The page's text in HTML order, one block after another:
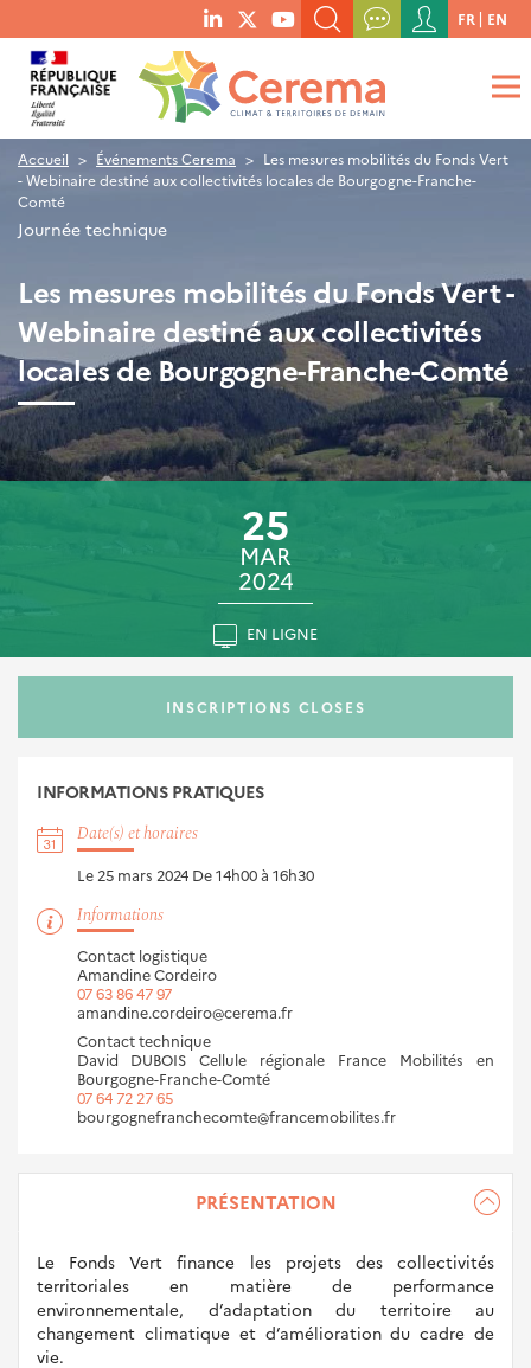
menu
social
links
RECHERCHER UN MOT-CLÉ, UNE PUBLICATION, ETC.
QUE RECHERCHEZ-VOUS ?
Menu
du
compte
de
l'utilisateur
FR EN
Accueil Événements Cerema
Les mesures mobilités du Fonds Vert
- Webinaire destiné aux collectivités locales de Bourgogne-Franche-
Comté
Journée technique
Les mesures mobilités du Fonds Vert -
Webinaire destiné aux collectivités
locales de Bourgogne-Franche-Comté
25
MAR
2024
EN LIGNE
INSCRIPTIONS CLOSES
INFORMATIONS PRATIQUES
Date(s) et horaires
Le 25 mars 2024 De 14h00 à 16h30
Informations
Contact logistique
Amandine Cordeiro
07 63 86 47 97
amandine.cordeiro@cerema.fr
Contact technique
David DUBOIS Cellule régionale France Mobilités en
Bourgogne-Franche-Comté
07 64 72 27 65
bourgognefranchecomte@francemobilites.fr
PRÉSENTATION
Le Fonds Vert finance les projets des collectivités
territoriales en matière de performance
environnementale, d’adaptation du territoire au
changement climatique et d’amélioration du cadre de
vie.